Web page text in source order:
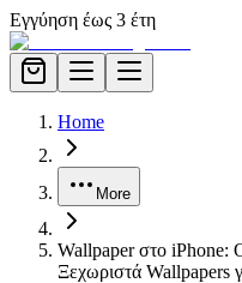
Εγγύηση έως 3 έτη
Home
More
Wallpaper στο iPhone:
Ξεχωριστά Wallpapers